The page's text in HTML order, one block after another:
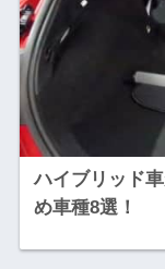
ハイブリッド
め車種8選！